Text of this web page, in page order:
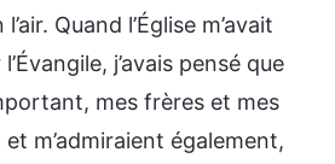
Quand l’Église m’avait
j’avais pensé que
mes frères et mes
m’admiraient également,